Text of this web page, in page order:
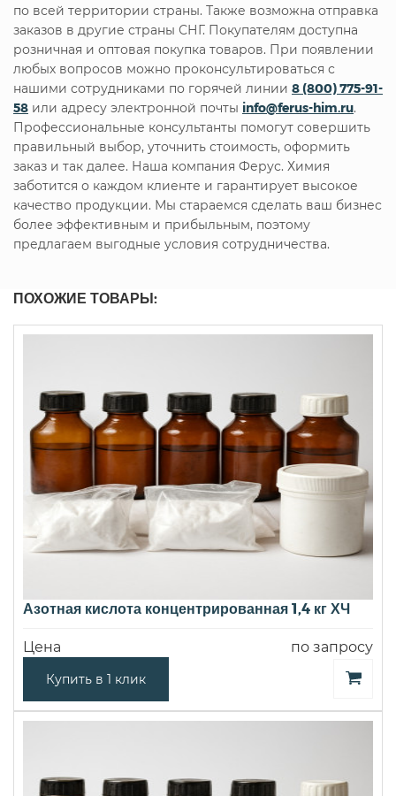
по всей территории страны. Также возможна отправка
заказов в другие страны СНГ. Покупателям доступна
розничная и оптовая покупка товаров. При появлении
любых вопросов можно проконсультироваться с
нашими сотрудниками по горячей линии 8 (800) 775-91-
58 или адресу электронной почты info@ferus-him.ru.
Профессиональные консультанты помогут совершить
правильный выбор, уточнить стоимость, оформить
заказ и так далее. Наша компания Ферус. Химия
заботится о каждом клиенте и гарантирует высокое
качество продукции. Мы стараемся сделать ваш бизнес
более эффективным и прибыльным, поэтому
предлагаем выгодные условия сотрудничества.
ПОХОЖИЕ ТОВАРЫ:
Азотная кислота концентрированная 1,4 кг ХЧ
Цена по запросу
Купить в 1 клик